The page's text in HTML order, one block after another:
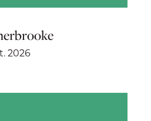
2026